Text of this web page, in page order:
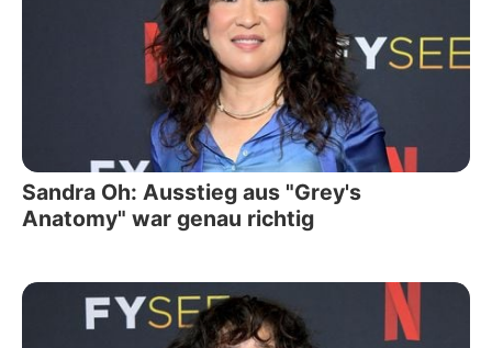
Sandra Oh: Ausstieg aus "Grey's
Anatomy" war genau richtig